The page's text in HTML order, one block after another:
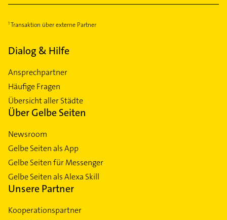
Transaktion über externe Partner
Dialog & Hilfe
Ansprechpartner
Häufige Fragen
Übersicht aller Städte
Über Gelbe Seiten
Newsroom
Gelbe Seiten als App
Gelbe Seiten für Messenger
Gelbe Seiten als Alexa Skill
Unsere Partner
Kooperationspartner